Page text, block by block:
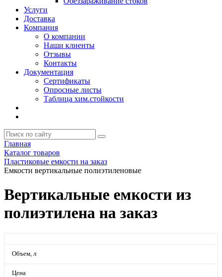
Услуги
Доставка
Компания
О компании
Наши клиенты
Отзывы
Контакты
Документация
Сертификаты
Опросные листы
Таблица хим.стойкости
Главная
Каталог товаров
Пластиковые емкости на заказ
Емкости вертикальные полиэтиленовые
Вертикальные емкости из
полиэтилена на заказ
Объем, л
Цена